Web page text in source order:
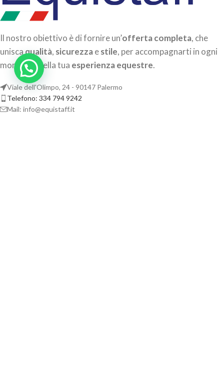
Il nostro obiettivo è di fornire un’offerta completa, che
uniscaqualità, sicurezzaestile, per accompagnarti in ogni
momento della tua esperienza equestre.
Viale dell'Olimpo, 24 - 90147 Palermo
Telefono: 334 794 9242
Mail: info@equistaff.it